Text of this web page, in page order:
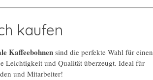
kaufen
Kaffeebohnen sind die perfekte Wahl für einen
Leichtigkeit und Qualität überzeugt. Ideal für
und Mitarbeiter!